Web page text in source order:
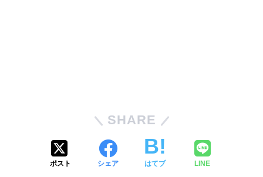
SHARE
ポスト シェア はてブ LINE